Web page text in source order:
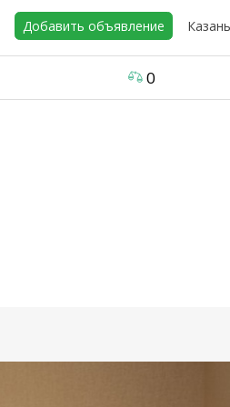
Добавить объявление Казань
0